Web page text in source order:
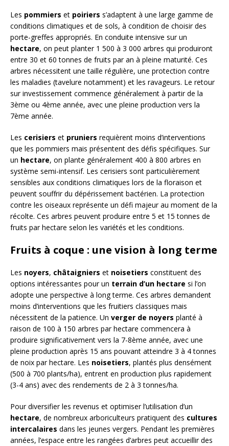
Les pommiers et poiriers s’adaptent à une large gamme de
conditions climatiques et de sols, à condition de choisir des
porte-greffes appropriés. En conduite intensive sur un
hectare, on peut planter 1 500 à 3 000 arbres qui produiront
entre 30 et 60 tonnes de fruits par an à pleine maturité. Ces
arbres nécessitent une taille régulière, une protection contre
les maladies (tavelure notamment) et les ravageurs. Le retour
sur investissement commence généralement à partir de la
3ème ou 4ème année, avec une pleine production vers la
7ème année.
Les cerisiers et pruniers requièrent moins d’interventions
que les pommiers mais présentent des défis spécifiques. Sur
un hectare, on plante généralement 400 à 800 arbres en
système semi-intensif. Les cerisiers sont particulièrement
sensibles aux conditions climatiques lors de la floraison et
peuvent souffrir du dépérissement bactérien. La protection
contre les oiseaux représente un défi majeur au moment de la
récolte. Ces arbres peuvent produire entre 5 et 15 tonnes de
fruits par hectare selon les variétés et les conditions.
Fruits à coque : une vision à long terme
Les noyers, châtaigniers et noisetiers constituent des
options intéressantes pour un terrain d’un hectare si l’on
adopte une perspective à long terme. Ces arbres demandent
moins d’interventions que les fruitiers classiques mais
nécessitent de la patience. Un verger de noyers planté à
raison de 100 à 150 arbres par hectare commencera à
produire significativement vers la 7-8ème année, avec une
pleine production après 15 ans pouvant atteindre 3 à 4 tonnes
de noix par hectare. Les noisetiers, plantés plus densément
(500 à 700 plants/ha), entrent en production plus rapidement
(3-4 ans) avec des rendements de 2 à 3 tonnes/ha.
Pour diversifier les revenus et optimiser l’utilisation d’un
hectare, de nombreux arboriculteurs pratiquent des cultures
intercalaires dans les jeunes vergers. Pendant les premières
années, l’espace entre les rangées d’arbres peut accueillir des